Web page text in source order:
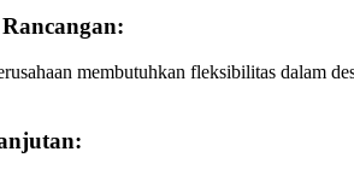
membutuhkan fleksibilitas dalam